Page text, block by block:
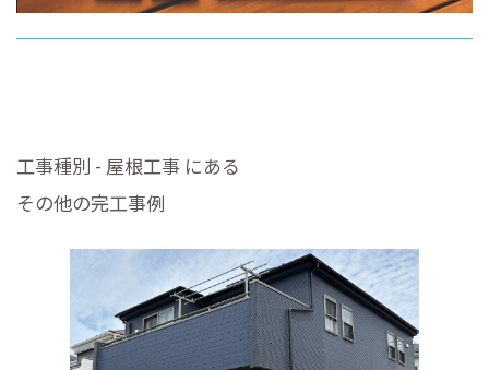
工事種別 - 屋根工事 にある
その他の完工事例